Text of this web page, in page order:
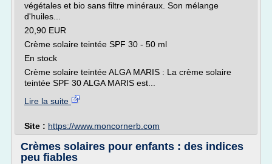
végétales et bio sans filtre minéraux. Son mélange
d'huiles...
20,90 EUR
Crème solaire teintée SPF 30 - 50 ml
En stock
Crème solaire teintée ALGA MARIS : La crème solaire
teintée SPF 30 ALGA MARIS est...
Lire la suite
Site : https://www.moncornerb.com
Crèmes solaires pour enfants : des indices
peu fiables